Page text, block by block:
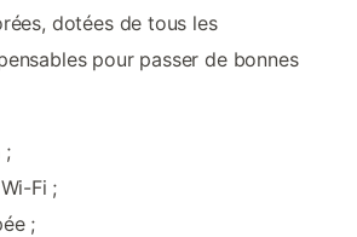
dotées de tous les
pour passer de bonnes
;
Fi ;
;